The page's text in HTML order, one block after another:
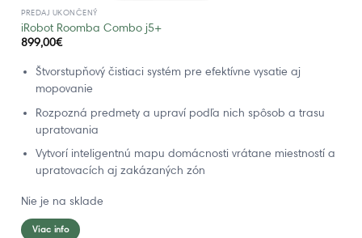
PREDAJ UKONČENÝ
iRobot Roomba Combo j5+
899,00€
Štvorstupňový čistiaci systém pre efektívne vysatie aj
mopovanie
Rozpozná predmety a upraví podľa nich spôsob a trasu
upratovania
Vytvorí inteligentnú mapu domácnosti vrátane miestností a
upratovacích aj zakázaných zón
Nie je na sklade
Viac info